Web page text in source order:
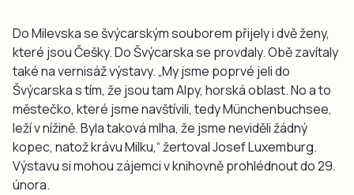
Do Milevska se švýcarským souborem přijely i dvě ženy,
které jsou Češky. Do Švýcarska se provdaly. Obě zavítaly
také na vernisáž výstavy. „My jsme poprvé jeli do
Švýcarska s tím, že jsou tam Alpy, horská oblast. No a to
městečko, které jsme navštívili, tedy Münchenbuchsee,
leží v nížině. Byla taková mlha, že jsme neviděli žádný
kopec, natož krávu Milku,“ žertoval Josef Luxemburg.
Výstavu si mohou zájemci v knihovně prohlédnout do 29.
února.